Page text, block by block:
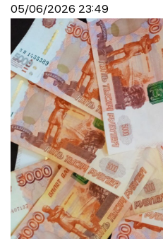
05/06/2026 23:49